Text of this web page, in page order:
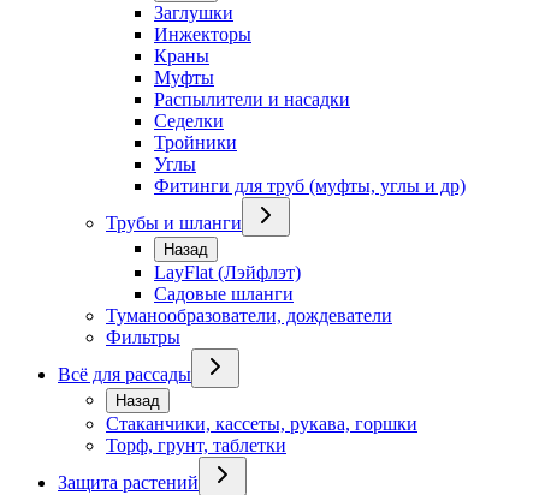
Заглушки
Инжекторы
Краны
Муфты
Распылители и насадки
Седелки
Тройники
Углы
Фитинги для труб (муфты, углы и др)
Трубы и шланги
Назад
LayFlat (Лэйфлэт)
Садовые шланги
Туманообразователи, дождеватели
Фильтры
Всё для рассады
Назад
Стаканчики, кассеты, рукава, горшки
Торф, грунт, таблетки
Защита растений